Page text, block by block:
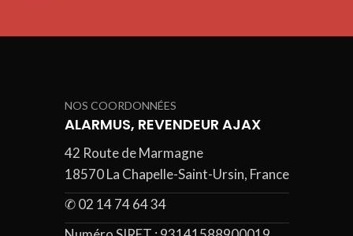
NOS COORDONNÉES
ALARMUS, REVENDEUR AJAX
42 Route de Marmagne
18570 La Chapelle-Saint-Ursin, France
✆ 02 14 74 64 34